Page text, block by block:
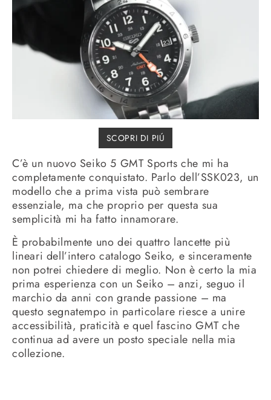
SCOPRI DI PIÚ
C’è un nuovo Seiko 5 GMT Sports che mi ha
completamente conquistato. Parlo dell’SSK023, un
modello che a prima vista può sembrare
essenziale, ma che proprio per questa sua
semplicità mi ha fatto innamorare.
È probabilmente uno dei quattro lancette più
lineari dell’intero catalogo Seiko, e sinceramente
non potrei chiedere di meglio. Non è certo la mia
prima esperienza con un Seiko – anzi, seguo il
marchio da anni con grande passione – ma
questo segnatempo in particolare riesce a unire
accessibilità, praticità e quel fascino GMT che
continua ad avere un posto speciale nella mia
collezione.